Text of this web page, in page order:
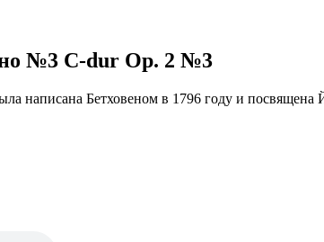
№3 C-dur Op. 2 №3
написана Бетховеном в 1796 году и посвящена